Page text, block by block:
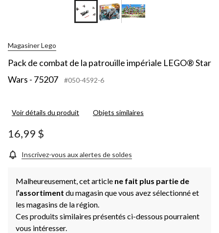
Magasiner Lego
Pack de combat de la patrouille impériale LEGO® Star
Wars - 75207
#050-4592-6
Voir détails du produit Objets similaires
16,99 $
Inscrivez-vous aux alertes de soldes
Malheureusement, cet article ne fait plus partie de
l’assortiment du magasin que vous avez sélectionné et
les magasins de la région.
Ces produits similaires présentés ci-dessous pourraient
vous intéresser.